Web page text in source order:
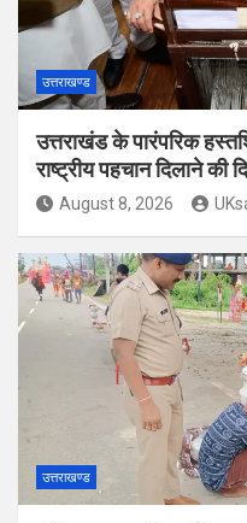
उत्तराखण्ड
उत्तराखंड के पारंपरिक
राष्ट्रीय पहचान दिलाने की
August 8, 2026
उत्तराखण्ड